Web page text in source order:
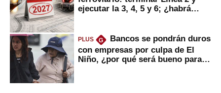
ejecutar la 3, 4, 5 y 6; ¿habrá
PLUS G
Bancos se pondrán duros
con empresas por culpa de El
Niño, ¿por qué será bueno para